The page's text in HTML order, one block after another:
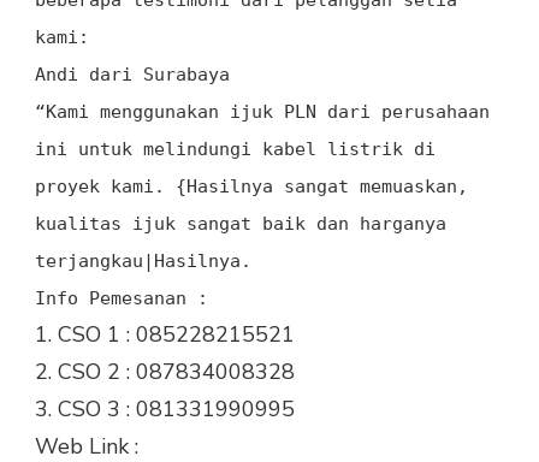
kami:
Andi dari Surabaya
“Kami menggunakan ijuk PLN dari perusahaan
ini untuk melindungi kabel listrik di
proyek kami. {Hasilnya sangat memuaskan,
kualitas ijuk sangat baik dan harganya
terjangkau|Hasilnya.
Info Pemesanan :
1. CSO 1 : 085228215521
2. CSO 2 : 087834008328
3. CSO 3 : 081331990995
Web Link :